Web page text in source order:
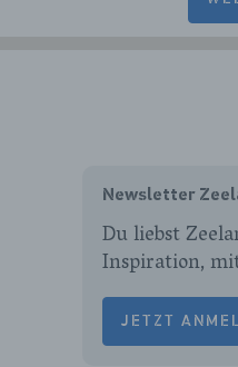
Newsletter
Du liebst
Inspiration,
JETZT